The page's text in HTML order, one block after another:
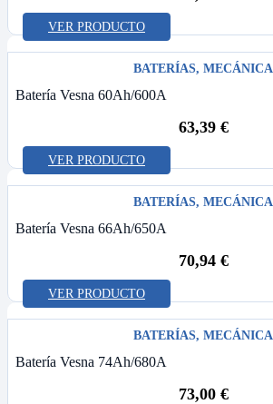
VER PRODUCTO
BATERÍAS, MECÁNICA
Batería Vesna 60Ah/600A
63,39 €
VER PRODUCTO
BATERÍAS, MECÁNICA
Batería Vesna 66Ah/650A
70,94 €
VER PRODUCTO
BATERÍAS, MECÁNICA
Batería Vesna 74Ah/680A
73,00 €